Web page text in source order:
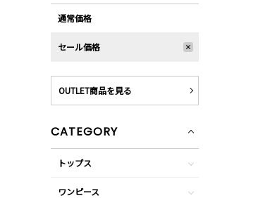
通常価格
セール価格
OUTLET商品を見る
CATEGORY
トップス
ワンピース